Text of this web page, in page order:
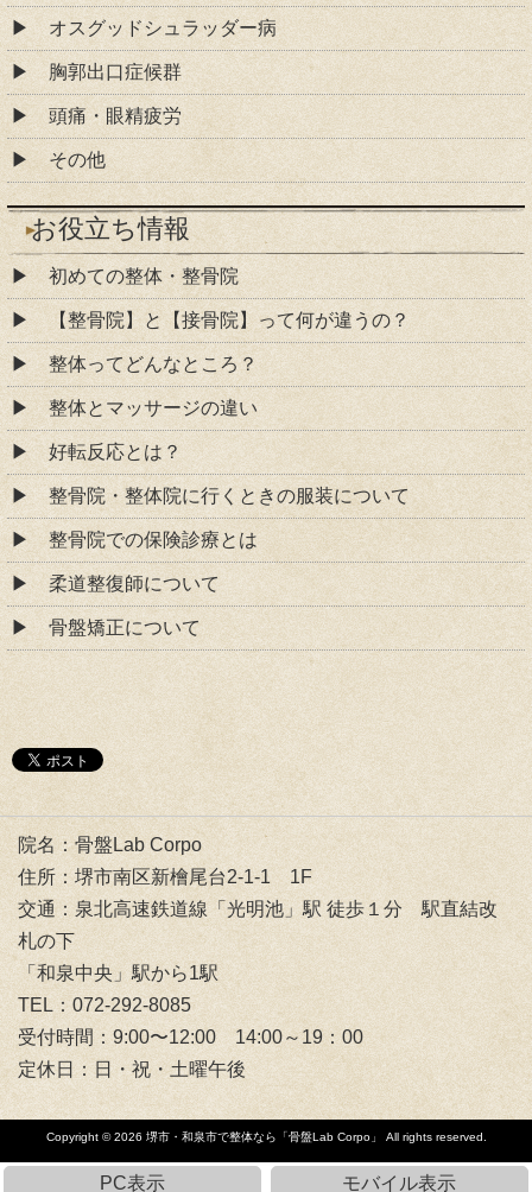
オスグッドシュラッダー病
胸郭出口症候群
頭痛・眼精疲労
その他
お役立ち情報
初めての整体・整骨院
【整骨院】と【接骨院】って何が違うの？
整体ってどんなところ？
整体とマッサージの違い
好転反応とは？
整骨院・整体院に行くときの服装について
整骨院での保険診療とは
柔道整復師について
骨盤矯正について
院名：骨盤Lab Corpo
住所：堺市南区新檜尾台2-1-1 1F
交通：泉北高速鉄道線「光明池」駅 徒歩１分 駅直結改
札の下
「和泉中央」駅から1駅
TEL：072-292-8085
受付時間：9:00〜12:00 14:00～19：00
定休日：日・祝・土曜午後
Copyright © 2026 堺市・和泉市で整体なら「骨盤Lab Corpo」 All rights reserved.
PC表示 モバイル表示